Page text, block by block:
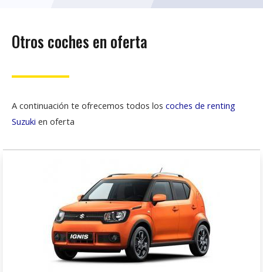
Otros coches en oferta
A continuación te ofrecemos todos los coches de renting
Suzuki en oferta